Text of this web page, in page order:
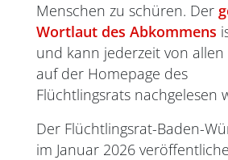
Menschen zu schüren. Der
Wortlaut des Abkommens
und kann jederzeit von
auf der Homepage des
Flüchtlingsrats nachgelesen
Der Flüchtlingsrat-Baden-
im Januar 2026